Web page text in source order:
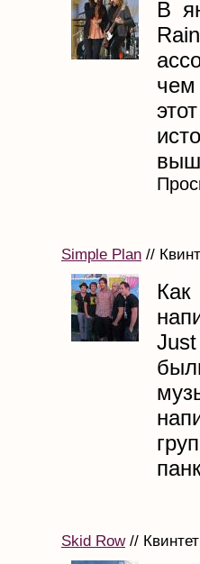
В
Simple Plan //
Skid Row//